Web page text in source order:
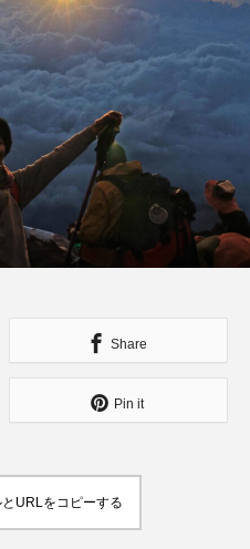
Share
Pin it
URLをコピーする